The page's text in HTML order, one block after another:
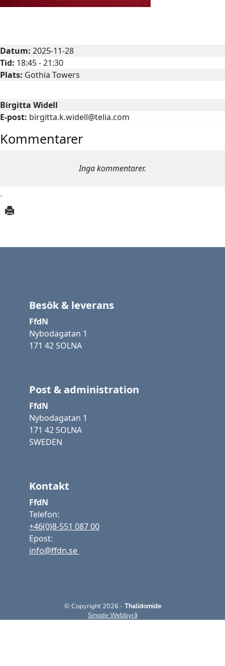
Datum: 2025-11-28
Tid: 18:45 - 21:30
Plats: Gothia Towers
Birgitta Widell
E-post: birgitta.k.widell@telia.com
Kommentarer
Inga kommentarer.
Besök & leverans
FfdN
Nybodagatan 1
171 42 SOLNA
Post & administration
FfdN
Nybodagatan 1
171 42 SOLNA
SWEDEN
Kontakt
FfdN
Telefon:
+46(0)8-551 087 00
Epost:
info@ffdn.se
© Copyright 2026 - Thalidomide
Smode Webbyrå